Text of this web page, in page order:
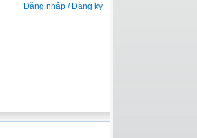
Đăng nhập / Đăng ký